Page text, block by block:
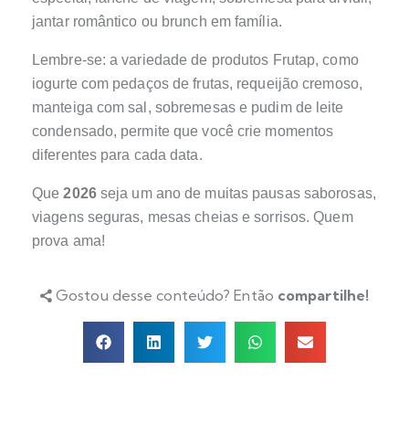
jantar romântico ou brunch em família.
Lembre‑se: a variedade de produtos Frutap, como
iogurte com pedaços de frutas, requeijão cremoso,
manteiga com sal, sobremesas e pudim de leite
condensado, permite que você crie momentos
diferentes para cada data.
Que2026seja um ano de muitas pausas saborosas,
viagens seguras, mesas cheias e sorrisos. Quem
prova ama!
Gostou desse conteúdo? Então compartilhe!